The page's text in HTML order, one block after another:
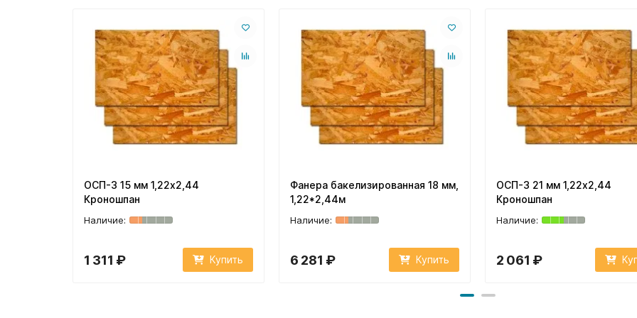
ОСП-3 15 мм 1,22х2,44
Кроношпан
1 311 ₽ Купить
Фанера бакелизированная 18 мм,
1,22*2,44м
6 281 ₽ Купить
ОСП-3 21 мм 1,22х2,44
Кроношпан
2 061 ₽